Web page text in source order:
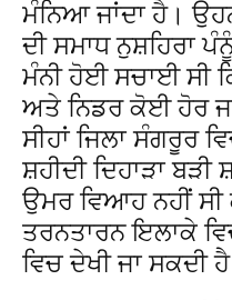
ਮੰਨਿਆ ਜਾਂਦਾ ਹੈ।
ਦੀ ਸਮਾਧ
ਮੰਨੀ ਹੋਈ ਸਚਾਈ ਸੀ
ਅਤੇ ਨਿਡਰ ਕੋਈ ਹੋਰ
ਸੀਹਾਂ ਜਿਲਾ ਸੰਗਰੂਰ
ਸ਼ਹੀਦੀ ਦਿਹਾੜਾ
ਉਮਰ ਵਿਆਹ ਨਹੀਂ
ਤਰਨਤਾਰਨ ਇਲਾਕੇ
ਵਿਚ ਦੇਖੀ ਜਾ ਸਕਦੀ